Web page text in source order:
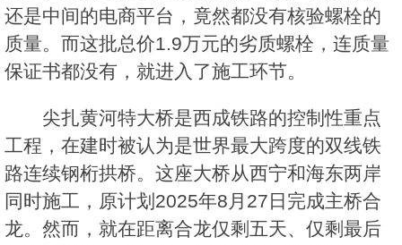
还是中间的电商平台，竟然都没有核验螺栓的
质量。而这批总价1.9万元的劣质螺栓，连质量
保证书都没有，就进入了施工环节。
尖扎黄河特大桥是西成铁路的控制性重点
工程，在建时被认为是世界最大跨度的双线铁
路连续钢桁拱桥。这座大桥从西宁和海东两岸
同时施工，原计划2025年8月27日完成主桥合
龙。然而，就在距离合龙仅剩五天、仅剩最后